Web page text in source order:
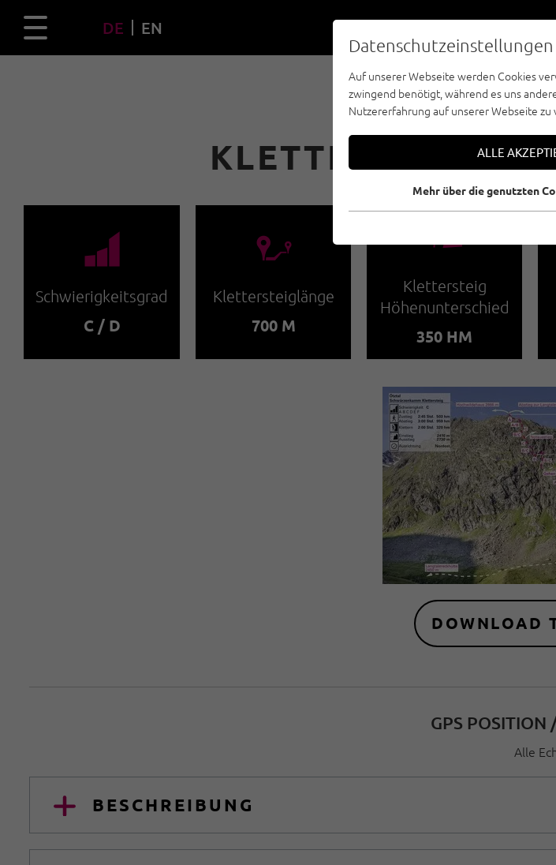
DE EN
KLETTERSTEIG
🞽
Schwierigkeitsgrad
C / D
🔹
Klettersteiglänge
700 M
🜏
Klettersteig
Höhenunterschied
350 HM
DOWNLOAD
GPS POSITION
Alle
BESCHREIBUNG
Datenschutzeinstellungen
Auf unserer Webseite werden Cookies
zwingend benötigt, während es uns
Nutzererfahrung auf unserer Webseite zu
ALLE
Mehr über die genutzten